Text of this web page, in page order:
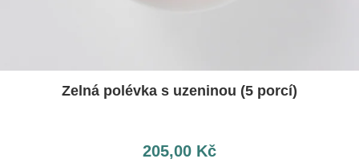
Zelná polévka s uzeninou (5 porcí)
205,00 Kč